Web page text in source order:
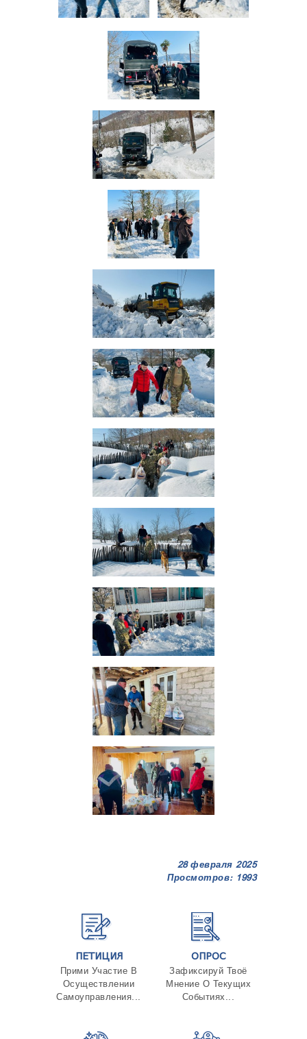
28 февраля 2025
Просмотров: 1993
ПЕТИЦИЯ
Прими Участие В
Осуществлении
Самоуправления...
ОПРОС
Зафиксируй Твоё
Мнение О Текущих
Событиях...